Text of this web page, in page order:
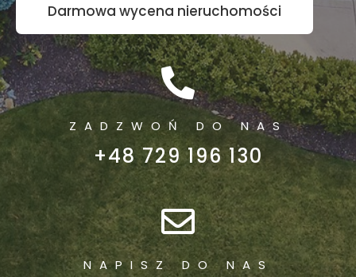
Darmowa wycena nieruchomości
ZADZWOŃ DO NAS
+48 729 196 130
NAPISZ DO NAS